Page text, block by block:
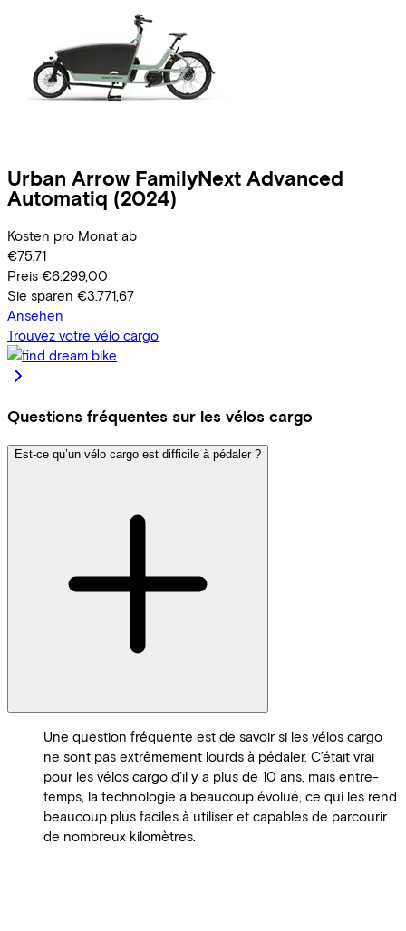
Urban Arrow FamilyNext Advanced
Automatiq (2024)
Kosten pro Monat ab
€75,71
Preis €6.299,00
Sie sparen €3.771,67
Ansehen
Trouvez votre vélo cargo
Questions fréquentes sur les vélos cargo
Est-ce qu’un vélo cargo est difficile à pédaler ?
Une question fréquente est de savoir si les vélos cargo
ne sont pas extrêmement lourds à pédaler. C’était vrai
pour les vélos cargo d’il y a plus de 10 ans, mais entre-
temps, la technologie a beaucoup évolué, ce qui les rend
beaucoup plus faciles à utiliser et capables de parcourir
de nombreux kilomètres.